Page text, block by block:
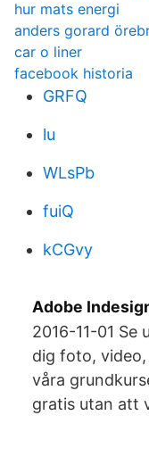
hur mats energi
anders gorard
car o liner
facebook historia
GRFQ
lu
WLsPb
fuiQ
kCGvy
Adobe
2016-11-01 Se
dig foto,
våra
gratis utan att